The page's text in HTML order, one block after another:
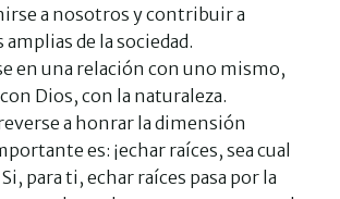
a nosotros y contribuir a
de la sociedad.
en una relación con uno mismo,
Dios, con la naturaleza.
a honrar la dimensión
es: ¡echar raíces, sea cual
para ti, echar raíces pasa por la